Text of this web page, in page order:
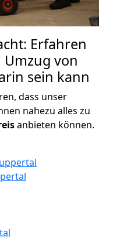
Erfahren
Umzug von
sein kann
dass unser
nahezu alles zu
anbieten können.